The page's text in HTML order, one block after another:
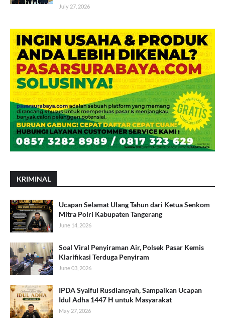
July 27, 2026
KRIMINAL
Ucapan Selamat Ulang Tahun dari Ketua Senkom
Mitra Polri Kabupaten Tangerang
June 14, 2026
Soal Viral Penyiraman Air, Polsek Pasar Kemis
Klarifikasi Terduga Penyiram
June 03, 2026
IPDA Syaiful Rusdiansyah, Sampaikan Ucapan
Idul Adha 1447 H untuk Masyarakat
May 27, 2026